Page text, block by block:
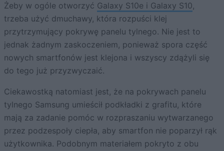
Żeby w ogóle otworzyć Galaxy S10e i Galaxy S10,
trzeba użyć dmuchawy, która rozpuści klej
przytrzymujący pokrywę panelu tylnego. Nie jest to
jednak żadnym zaskoczeniem, ponieważ spora część
nowych smartfonów jest klejona i wszyscy zdążyli się
do tego już przyzwyczaić.
Ciekawostką natomiast jest, że na pokrywach panelu
tylnego Samsung umieścił podkładki z grafitu, które
mają za zadanie pomóc w rozpraszaniu wytwarzanego
przez podzespoły ciepła, aby smartfon nie poparzył rąk
użytkownika. Podobnym materiałem pokryto z obu